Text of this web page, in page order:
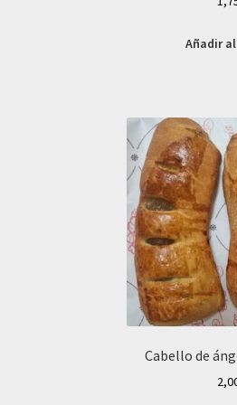
Añadir
Cabello de